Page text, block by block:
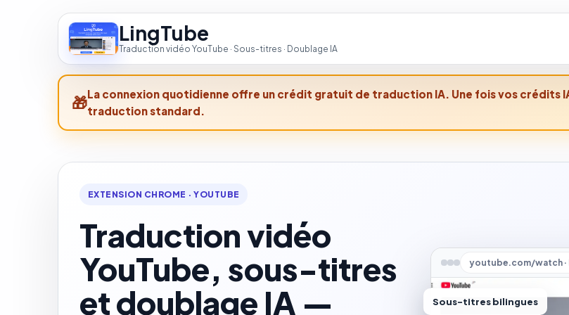
LingTube
Traduction vidéo YouTube · Sous-titres · Doublage IA
La connexion quotidienne offre un crédit gratuit de traduction IA. Une fois vos crédits
traduction standard.
EXTENSION CHROME · YOUTUBE
Traduction vidéo
YouTube, sous-titres
et doublage IA —
youtube.com/watch ·
Sous-titres bilingues